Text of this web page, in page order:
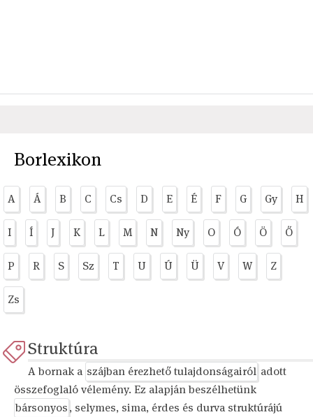
Borlexikon
A Á B C Cs D E É F G Gy H
I Í J K L M N Ny O Ó Ö Ő
P R S Sz T U Ú Ü V W Z
Zs
Struktúra
A bornak a szájban érezhető tulajdonságairól adott
összefoglaló vélemény. Ez alapján beszélhetünk
bársonyos, selymes, sima, érdes és durva struktúrájú